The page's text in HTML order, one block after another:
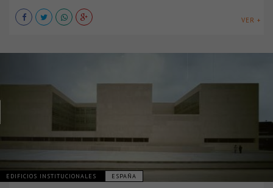
VER +
EDIFICIOS INSTITUCIONALES ESPAÑA